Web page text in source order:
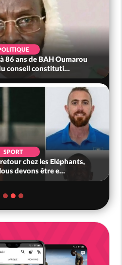
POLITIQUE
Bénin : L'ancien président Patrice
tête du Sénat
POLITIQUE
Ghana : Kenneth Adjei nommé
Défense, Zanetor A-Rawlings